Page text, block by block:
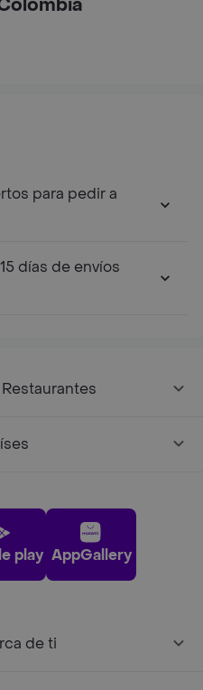
para pedir a
días de envíos
play AppGallery
de ti